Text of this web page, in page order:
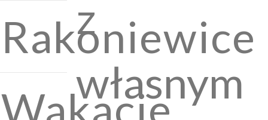
Rakoniewice
Wakacje
z
własnym